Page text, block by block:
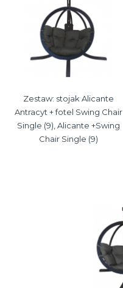
Zestaw: stojak Alicante
Antracyt + fotel Swing Chair
Single (9), Alicante +Swing
Chair Single (9)